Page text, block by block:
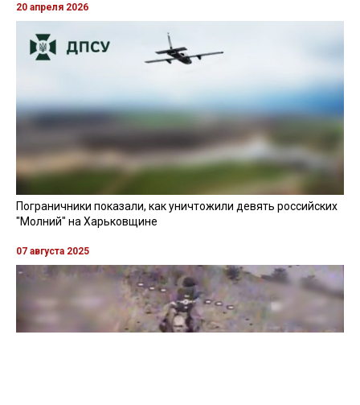
20 апреля 2026
Пограничники показали, как уничтожили девять российских
"Молний" на Харьковщине
07 августа 2025